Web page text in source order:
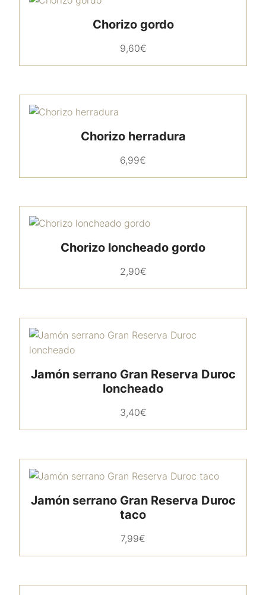
Chorizo gordo
9,60€
Chorizo herradura
6,99€
Chorizo loncheado gordo
2,90€
Jamón serrano Gran Reserva Duroc
loncheado
3,40€
Jamón serrano Gran Reserva Duroc
taco
7,99€